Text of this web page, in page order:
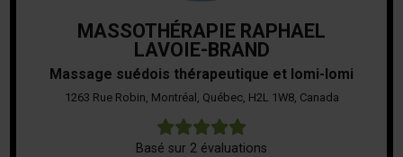
MASSOTHÉRAPIE RAPHAEL
LAVOIE-BRAND
Massage suédois thérapeutique et lomi-lomi
1263 Rue Robin, Montréal, Québec, H2L 1W8, Canada
Basé sur 2 évaluations